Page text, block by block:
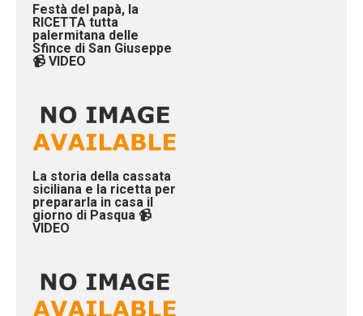
Festà del papà, la
RICETTA tutta
palermitana delle
Sfince di San Giuseppe
📹 VIDEO
La storia della cassata
siciliana e la ricetta per
prepararla in casa il
giorno di Pasqua 📹
VIDEO